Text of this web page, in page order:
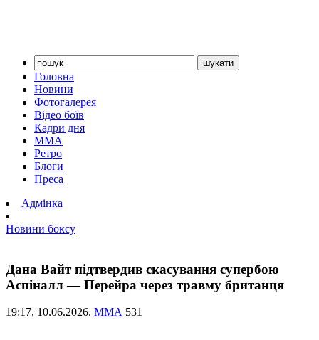
Головна
Новини
Фотогалерея
Відео боїв
Кадри дня
ММА
Ретро
Блоги
Преса
Адмінка
Новини боксу
Дана Вайт підтвердив скасування супербою
Аспіналл — Перейра через травму британця
19:17, 10.06.2026. ММА 531